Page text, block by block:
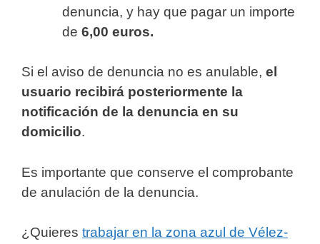
denuncia, y hay que pagar un importe
de 6,00 euros.
Si el aviso de denuncia no es anulable, el
usuario recibirá posteriormente la
notificación de la denuncia en su
domicilio.
Es importante que conserve el comprobante
de anulación de la denuncia.
¿Quieres trabajar en la zona azul de Vélez-